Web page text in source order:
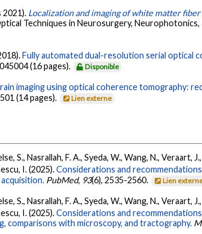
2021). Localization and imaging of white matter fiber
Techniques in Neurosurgery, Neurophotonics,
Fully automated dual-resolution serial optical
(16 pages). Disponible
imaging using optical coherence tomography:
(14 pages). Lien externe
S., Nasrallah, F. A., Syeda, W., Wang, N., Veraart,
I. (2025).Considerations and
PubMed, 93(6), 2535-2560. Lien
S., Nasrallah, F. A., Syeda, W., Wang, N., Veraart,
I. (2025).Considerations and
comparisons with microscopy, and tractography.